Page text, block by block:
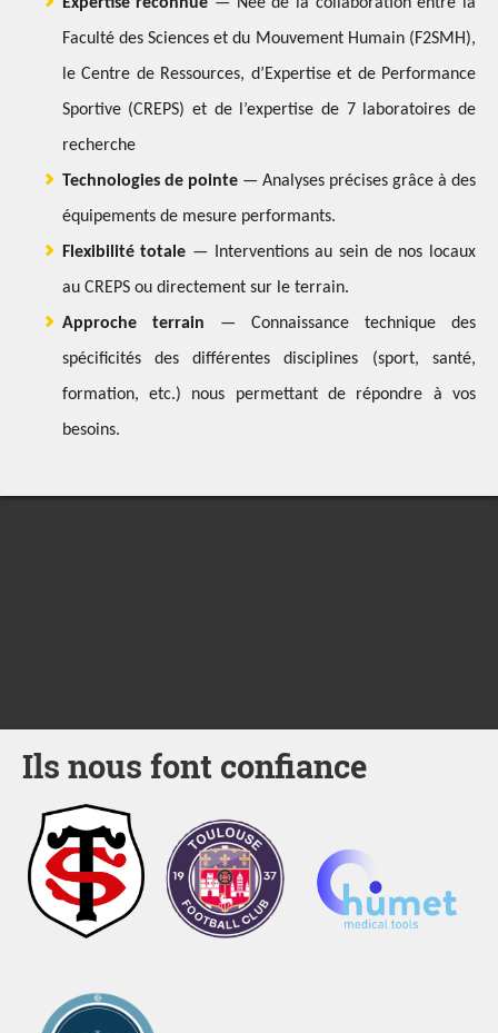
Faculté des Sciences et du Mouvement Humain (F2SMH),
le Centre de Ressources, d’Expertise et de Performance
Sportive (CREPS) et de l’expertise de 7 laboratoires de
recherche
Technologies de pointe— Analyses précises grâce à des
équipements de mesure performants.
Flexibilité totale — Interventions au sein de nos locaux
au CREPS ou directement sur le terrain.
Approche terrain — Connaissance technique des
spécificités des différentes disciplines (sport,
santé,
formation, etc.) nous permettant de répondre à vos
besoins.
Ils nous font confiance